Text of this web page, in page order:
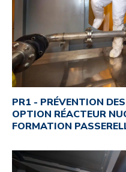
PR1 - PRÉVENTION
OPTION RÉACTEUR
FORMATION